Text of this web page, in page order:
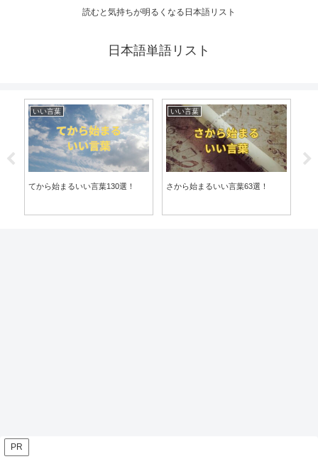
読むと気持ちが明るくなる日本語リスト
日本語単語リスト
いい言葉
てから始まるいい言葉130選！
いい言葉
さから始まるいい言葉63選！
PR